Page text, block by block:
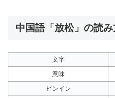
中国語「放松」の読
文字
意味
ピンイン